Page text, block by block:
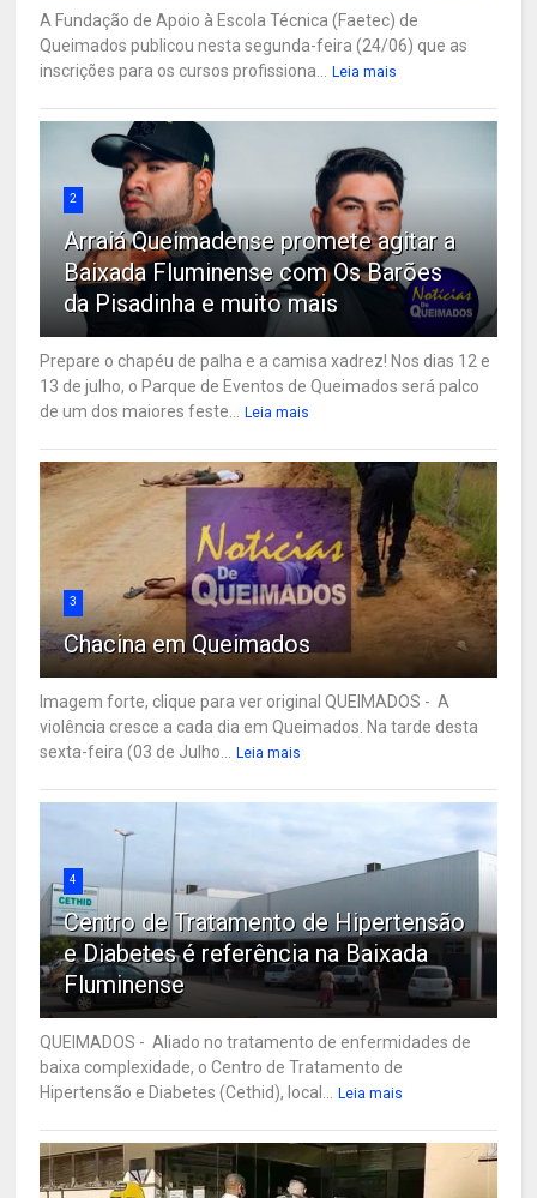
A Fundação de Apoio à Escola Técnica (Faetec) de
Queimados publicou nesta segunda-feira (24/06) que as
inscrições para os cursos profissiona...
Leia mais
2
Arraiá Queimadense promete agitar a
Baixada Fluminense com Os Barões
da Pisadinha e muito mais
Prepare o chapéu de palha e a camisa xadrez! Nos dias 12 e
13 de julho, o Parque de Eventos de Queimados será palco
de um dos maiores feste...
Leia mais
3
Chacina em Queimados
Imagem forte, clique para ver original QUEIMADOS - A
violência cresce a cada dia em Queimados. Na tarde desta
sexta-feira (03 de Julho...
Leia mais
4
Centro de Tratamento de Hipertensão
e Diabetes é referência na Baixada
Fluminense
QUEIMADOS - Aliado no tratamento de enfermidades de
baixa complexidade, o Centro de Tratamento de
Hipertensão e Diabetes (Cethid), local...
Leia mais